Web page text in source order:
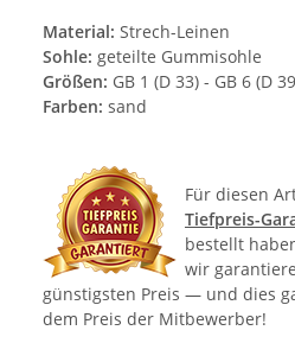
Material: Strech-Leinen
Sohle: geteilte Gummisohle
Größen: GB 1 (D 33) - GB 6 (D
Farben: sand
Für diesen
Tiefpreis-
bestellt
wir
günstigsten Preis — und dies
dem Preis der Mitbewerber!